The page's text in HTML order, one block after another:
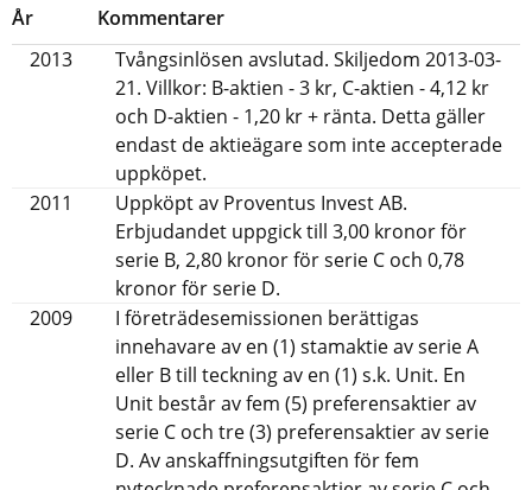
År
Kommentarer
2013
Tvångsinlösen avslutad. Skiljedom 2013-03-
21. Villkor: B-aktien - 3 kr, C-aktien - 4,12 kr
och D-aktien - 1,20 kr + ränta. Detta gäller
endast de aktieägare som inte accepterade
uppköpet.
2011
Uppköpt av Proventus Invest AB.
Erbjudandet uppgick till 3,00 kronor för
serie B, 2,80 kronor för serie C och 0,78
kronor för serie D.
2009
I företrädesemissionen berättigas
innehavare av en (1) stamaktie av serie A
eller B till teckning av en (1) s.k. Unit. En
Unit består av fem (5) preferensaktier av
serie C och tre (3) preferensaktier av serie
D. Av anskaffningsutgiften för fem